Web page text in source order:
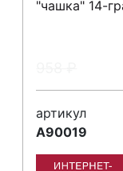
"чашка" 14-
артикул
A90019